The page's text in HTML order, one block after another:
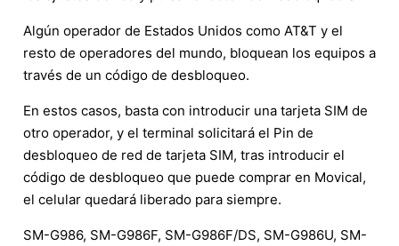
Algún operador de Estados Unidos como AT&T y el
resto de operadores del mundo, bloquean los equipos a
través de un código de desbloqueo.
En estos casos, basta con introducir una tarjeta SIM de
otro operador, y el terminal solicitará el Pin de
desbloqueo de red de tarjeta SIM, tras introducir el
código de desbloqueo que puede comprar en Movical,
el celular quedará liberado para siempre.
SM-G986, SM-G986F, SM-G986F/DS, SM-G986U, SM-